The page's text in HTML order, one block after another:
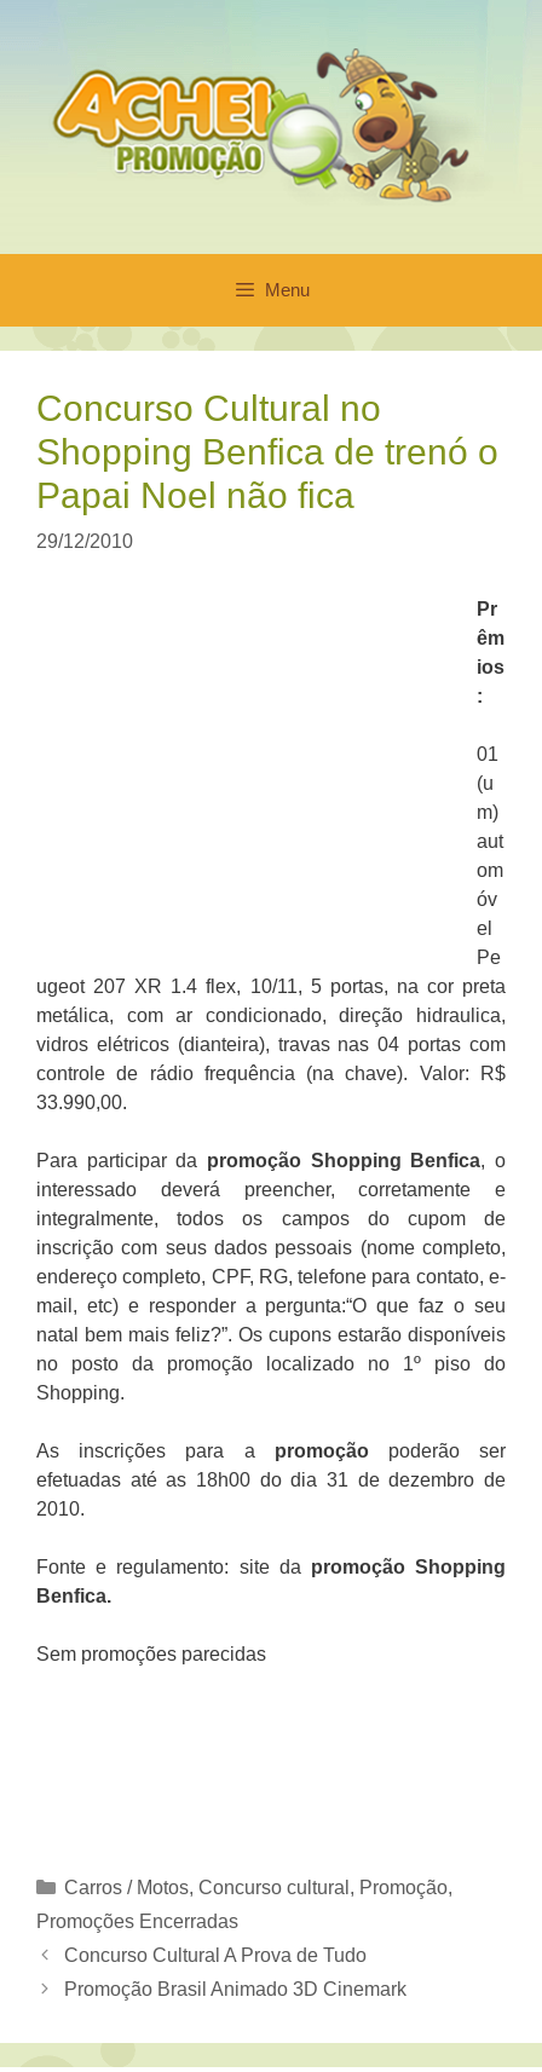
conteúdo
Menu
Concurso Cultural no
Shopping Benfica de trenó o
Papai Noel não fica
29/12/2010
Pr
êm
ios
:
01
(u
m)
aut
om
óv
el
Pe
ugeot 207 XR 1.4 flex, 10/11, 5 portas, na cor preta
metálica, com ar condicionado, direção hidraulica,
vidros elétricos (dianteira), travas nas 04 portas com
controle de rádio frequência (na chave). Valor: R$
33.990,00.
Para participar da promoção Shopping Benfica, o
interessado deverá preencher, corretamente e
integralmente, todos os campos do cupom de
inscrição com seus dados pessoais (nome completo,
endereço completo, CPF, RG, telefone para contato, e-
mail, etc) e responder a pergunta:“O que faz o seu
natal bem mais feliz?”. Os cupons estarão disponíveis
no posto da promoção localizado no 1º piso do
Shopping.
As inscrições para a promoçãopoderão ser
efetuadas até as 18h00 do dia 31 de dezembro de
2010.
Fonte e regulamento: site da promoção Shopping
Benfica.
Sem promoções parecidas
Categorias
Carros / Motos, Concurso cultural , Promoção,
Promoções Encerradas
Concurso Cultural A Prova de Tudo
Promoção Brasil Animado 3D Cinemark